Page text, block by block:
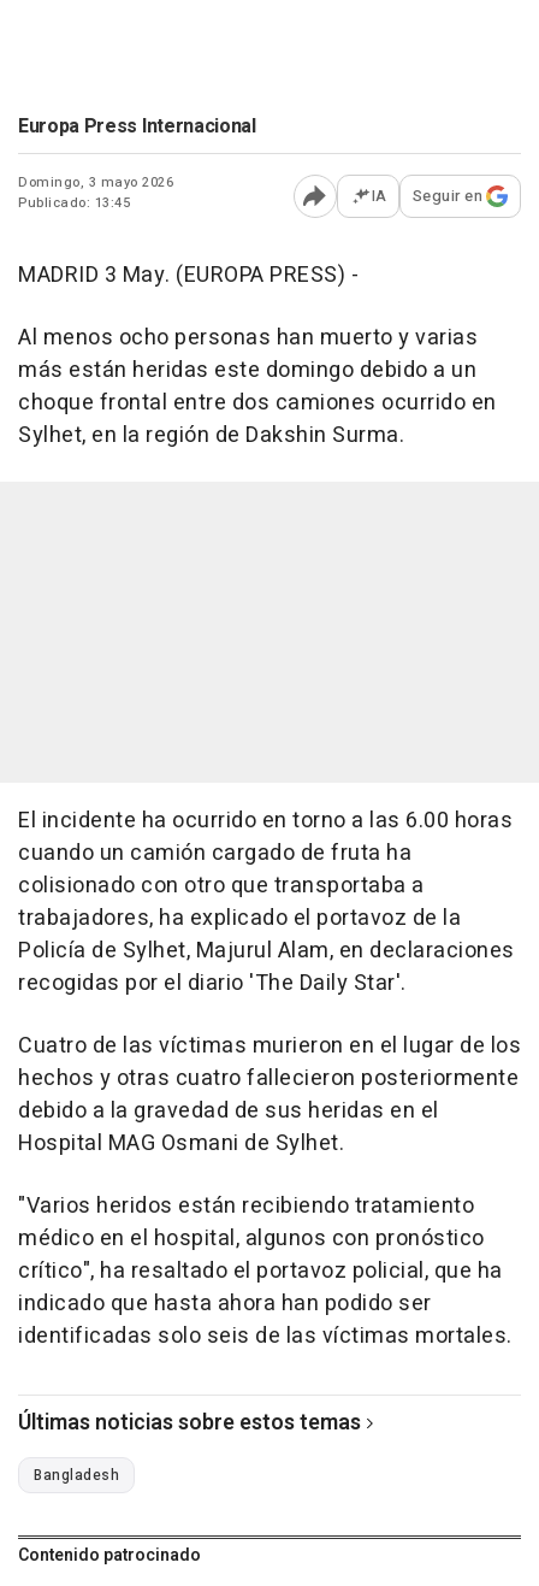
Europa Press Internacional
Domingo, 3 mayo 2026
Publicado: 13:45
Abrir opciones para
IA Seguir en
MADRID 3 May. (EUROPA PRESS) -
Al menos ocho personas han muerto y varias
más están heridas este domingo debido a un
choque frontal entre dos camiones ocurrido en
Sylhet, en la región de Dakshin Surma.
El incidente ha ocurrido en torno a las 6.00 horas
cuando un camión cargado de fruta ha
colisionado con otro que transportaba a
trabajadores, ha explicado el portavoz de la
Policía de Sylhet, Majurul Alam, en declaraciones
recogidas por el diario 'The Daily Star'.
Cuatro de las víctimas murieron en el lugar de los
hechos y otras cuatro fallecieron posteriormente
debido a la gravedad de sus heridas en el
Hospital MAG Osmani de Sylhet.
"Varios heridos están recibiendo tratamiento
médico en el hospital, algunos con pronóstico
crítico", ha resaltado el portavoz policial, que ha
indicado que hasta ahora han podido ser
identificadas solo seis de las víctimas mortales.
Últimas noticias sobre estos temas
Bangladesh
Contenido patrocinado